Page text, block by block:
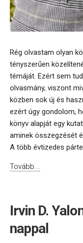
Rég olvastam olyan
tényszerűen
témáját. Ezért sem
olvasmány, viszont
közben sok új és
ezért úgy gondolom,
könyv alapját egy
aminek összegzését
A több évtizedes
Tovább...
Irvin D.
nappal